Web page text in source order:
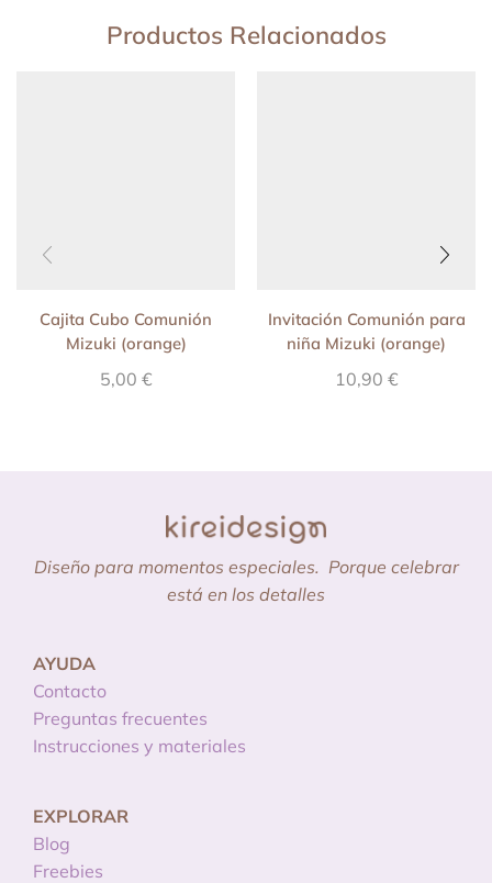
Productos Relacionados
Cajita Cubo Comunión
Mizuki (orange)
5,00 €
Invitación Comunión para
niña Mizuki (orange)
10,90 €
Diseño para momentos especiales. Porque celebrar
está en los detalles
AYUDA
Contacto
Preguntas frecuentes
Instrucciones y materiales
EXPLORAR
Blog
Freebies